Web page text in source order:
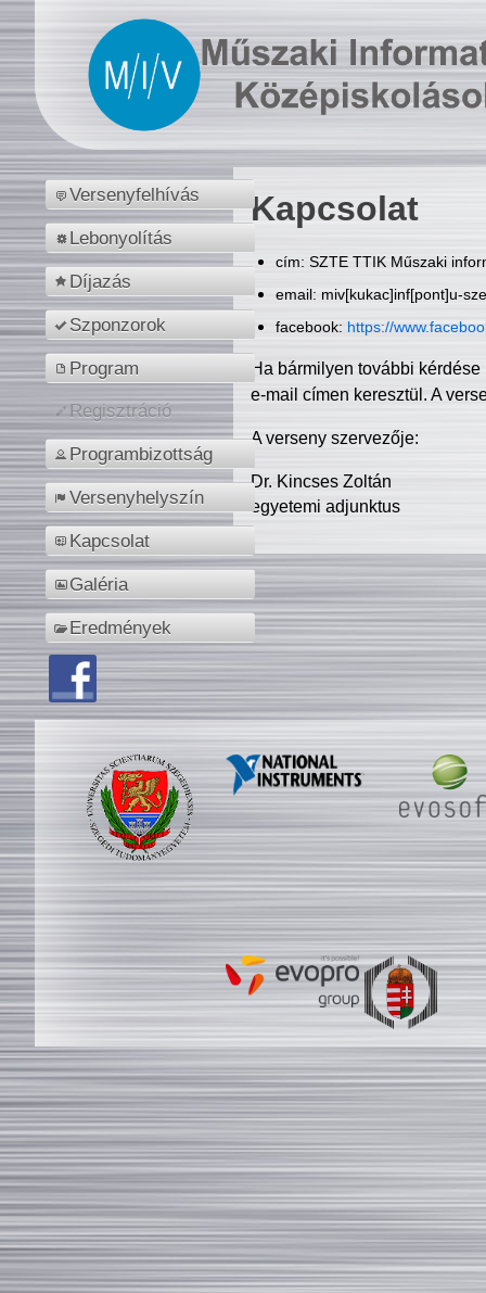
Versenyfelhívás
Lebonyolítás
Díjazás
Szponzorok
Program
Regisztráció
Programbizottság
Versenyhelyszín
Kapcsolat
Galéria
Eredmények
Kapcsolat
cím: SZTE TTIK Műszaki
email: miv[kukac]inf[pont]u-
facebook: https://
Ha bármilyen további
e-mail címen keresztül. A
A verseny szervezője:
Dr. Kincses Zoltán
egyetemi adjunktus